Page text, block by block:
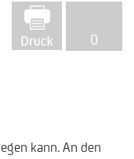
0
kann. An den